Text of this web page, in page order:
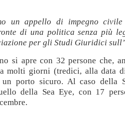
un appello di impegno
di una politica senza più
per gli Studi Giuridici
si apre con 32 persone che,
molti giorni (tredici, alla data
un porto sicuro. Al caso della
della Sea Eye, con 17